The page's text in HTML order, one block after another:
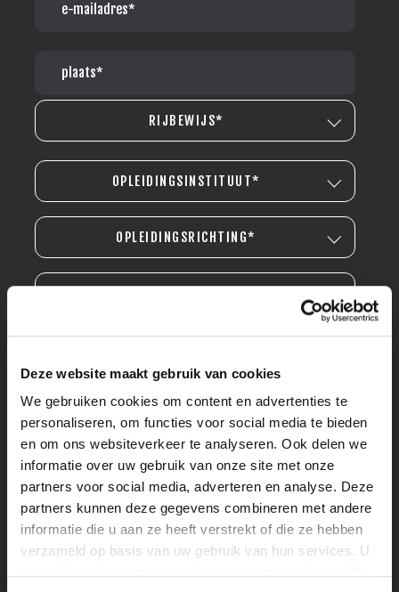
Deze website maakt gebruik van cookies
We gebruiken cookies om content en advertenties te
personaliseren, om functies voor social media te bieden
en om ons websiteverkeer te analyseren. Ook delen we
informatie over uw gebruik van onze site met onze
partners voor social media, adverteren en analyse. Deze
partners kunnen deze gegevens combineren met andere
informatie die u aan ze heeft verstrekt of die ze hebben
verzameld op basis van uw gebruik van hun services. U
RIJBEWIJS*
OPLEIDINGSINSTITUUT*
OPLEIDINGSRICHTING*